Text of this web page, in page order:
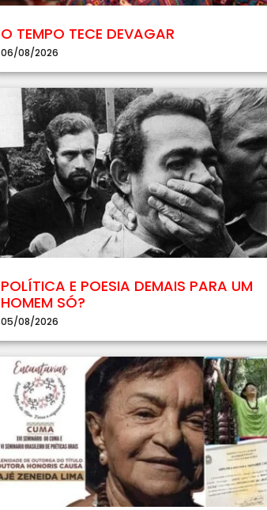
O TEMPO TECE DEVAGAR
06/08/2026
POLÍTICA E POESIA DEMAIS PARA UM
HOMEM SÓ?
05/08/2026